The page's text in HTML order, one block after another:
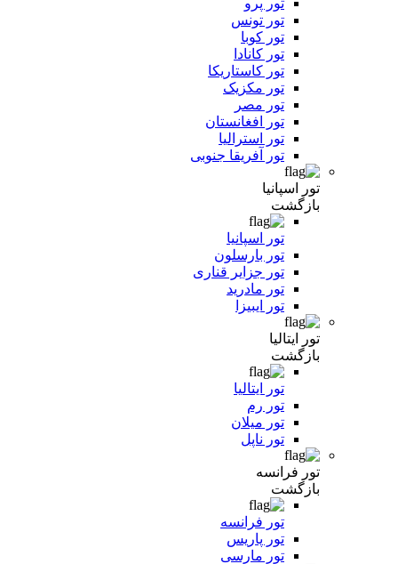
تور پرو
تور تونس
تور کوبا
تور کانادا
تور کاستاریکا
تور مکزیک
تور مصر
تور افغانستان
تور استرالیا
تور آفریقا جنوبی
تور اسپانیا
بازگشت
تور اسپانیا
تور بارسلون
تور جزایر قناری
تور مادرید
تور ایبیزا
تور ایتالیا
بازگشت
تور ایتالیا
تور رم
تور میلان
تور ناپل
تور فرانسه
بازگشت
تور فرانسه
تور پاریس
تور مارسی